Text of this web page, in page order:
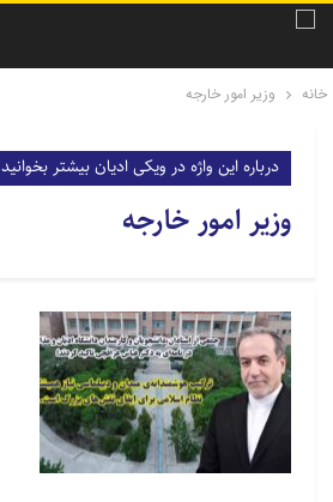
خانه وزیر امور خارجه
درباره این واژه در ویکی ادیان بیشتر بخوانید
وزیر امور خارجه